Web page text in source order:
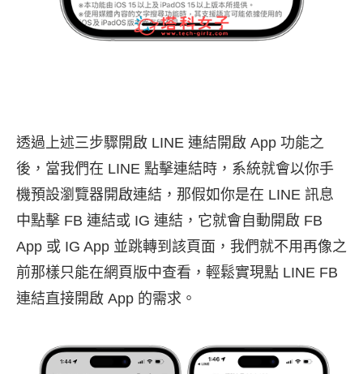
透過上述三步驟開啟 LINE 連結開啟 App 功能之
後，當我們在 LINE 點擊連結時，系統就會以你手
機預設瀏覽器開啟連結，那假如你是在 LINE 訊息
中點擊 FB 連結或 IG 連結，它就會自動開啟 FB
App 或 IG App 並跳轉到該頁面，我們就不用再像之
前那樣只能在網頁版中查看，輕鬆實現點 LINE FB
連結直接開啟 App 的需求。